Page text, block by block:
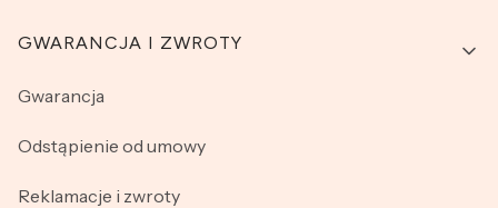
GWARANCJA I ZWROTY
Gwarancja
Odstąpienie od umowy
Reklamacje i zwroty